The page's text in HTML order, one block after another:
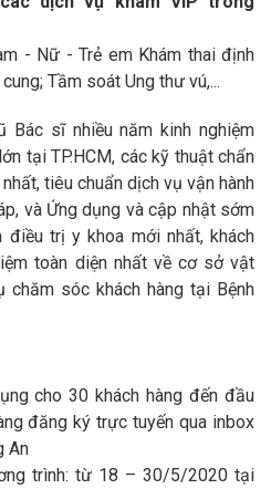
- Nữ - Trẻ em Khám thai định
Tầm soát Ung thư vú,...
Bác sĩ nhiều năm kinh nghiệm
tại TP.HCM, các kỹ thuật chẩn
tiêu chuẩn dịch vụ vận hành
và Ứng dụng và cập nhật sớm
trị y khoa mới nhất, khách
toàn diện nhất về cơ sở vật
sóc khách hàng tại Bệnh
cho 30 khách hàng đến đầu
đăng ký trực tuyến qua inbox
An
trình: từ 18 – 30/5/2020 tại